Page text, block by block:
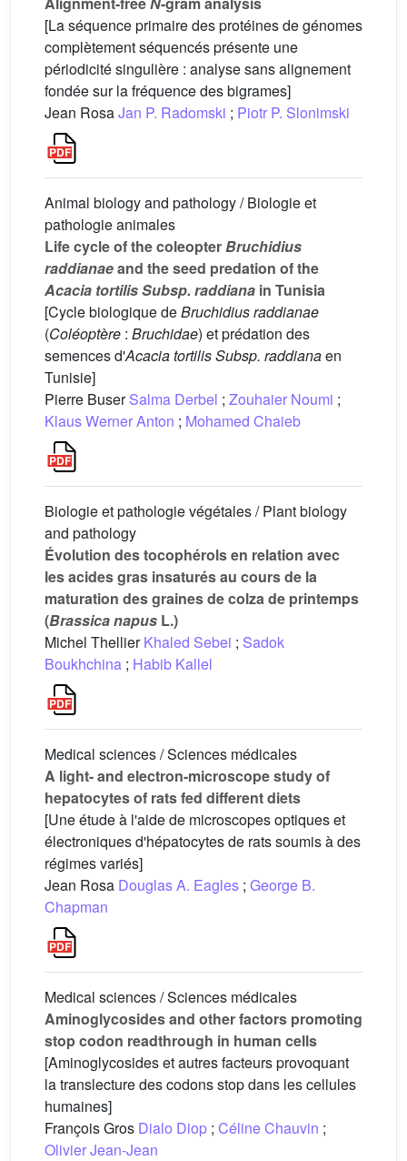
[La séquence primaire des protéines de génomes
complètement séquencés présente une
périodicité singulière : analyse sans alignement
fondée sur la fréquence des bigrames]
Jean RosaJan P. Radomski ; Piotr P. Slonimski
Animal biology and pathology / Biologie et
pathologie animales
Life cycle of the coleopter Bruchidius
raddianaeand the seed predation of the
Acacia tortilis Subsp. raddiana in Tunisia
[Cycle biologique deBruchidius raddianae
(Coléoptère : Bruchidae) et prédation des
semences d'Acacia tortilis Subsp. raddianaen
Tunisie]
Pierre BuserSalma Derbel ; Zouhaier Noumi ;
Klaus Werner Anton ; Mohamed Chaieb
Biologie et pathologie végétales / Plant biology
and pathology
Évolution des tocophérols en relation avec
les acides gras insaturés au cours de la
maturation des graines de colza de printemps
(Brassica napus L.)
Michel ThellierKhaled Sebei ; Sadok
Boukhchina ; Habib Kallel
Medical sciences / Sciences médicales
A light- and electron-microscope study of
hepatocytes of rats fed different diets
[Une étude à l'aide de microscopes optiques et
électroniques d'hépatocytes de rats soumis à des
régimes variés]
Jean Rosa Douglas A. Eagles ; George B.
Chapman
Medical sciences / Sciences médicales
Aminoglycosides and other factors promoting
stop codon readthrough in human cells
[Aminoglycosides et autres facteurs provoquant
la translecture des codons stop dans les cellules
humaines]
François Gros Dialo Diop ; Céline Chauvin ;
Olivier Jean-Jean